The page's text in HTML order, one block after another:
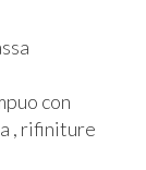
con
, rifiniture